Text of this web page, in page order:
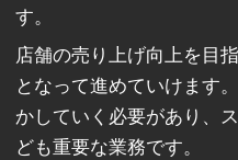
す。
店舗の売り上げ向上を目
となって進めていけます
かしていく必要があり、
ども重要な業務です。